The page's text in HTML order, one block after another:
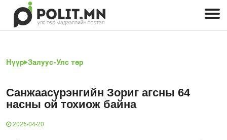
Нүүр Залуус-Улс төр
Санжаасүрэнгийн Зориг агсны 64
насны ой тохиож байна
2026-04-20